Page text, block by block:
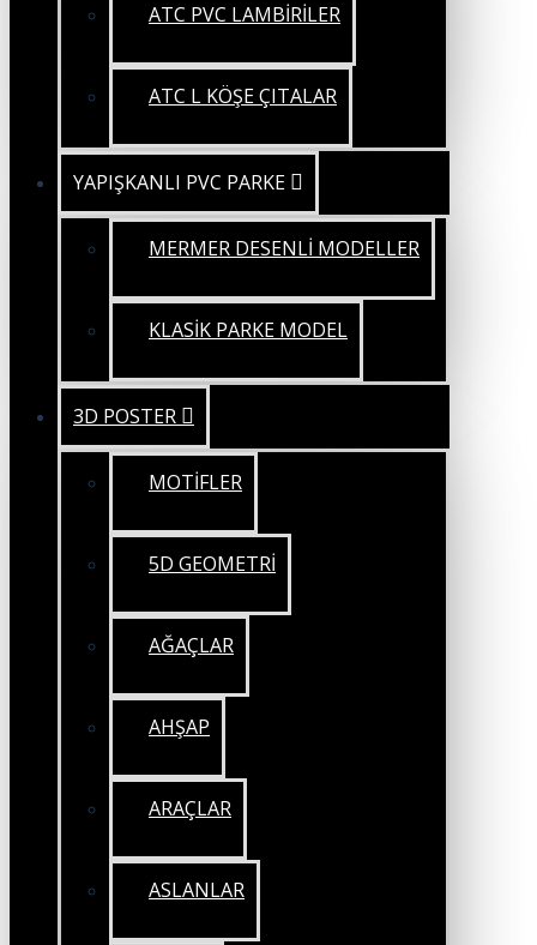
ATC PVC LAMBİRİLER
ATC L KÖŞE ÇITALAR
YAPIŞKANLI PVC PARKE
MERMER DESENLİ MODELLER
KLASİK PARKE MODEL
3D POSTER
MOTİFLER
5D GEOMETRİ
AĞAÇLAR
AHŞAP
ARAÇLAR
ASLANLAR